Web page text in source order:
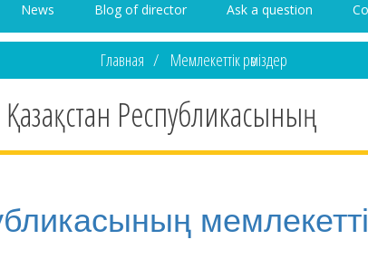
News Blog of director Ask a question
Главная Мемлекеттік рәміздер
Республикасының